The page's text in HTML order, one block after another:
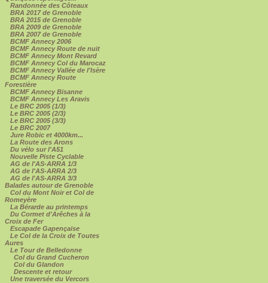
Randonnée des Côteaux
BRA 2017 de Grenoble
BRA 2015 de Grenoble
BRA 2009 de Grenoble
BRA 2007 de Grenoble
BCMF Annecy 2006
BCMF Annecy Route de nuit
BCMF Annecy Mont Revard
BCMF Annecy Col du Marocaz
BCMF Annecy Vallée de l'Isère
BCMF Annecy Route
Forestière
BCMF Annecy Bisanne
BCMF Annecy Les Aravis
Le BRC 2005 (1/3)
Le BRC 2005 (2/3)
Le BRC 2005 (3/3)
Le BRC 2007
Jure Robic et 4000km...
La Route des Arons
Du vélo sur l'A51
Nouvelle Piste Cyclable
AG de l'AS-ARRA 1/3
AG de l'AS-ARRA 2/3
AG de l'AS-ARRA 3/3
Balades autour de Grenoble
Col du Mont Noir et Col de
Romeyère
La Bérarde au printemps
Du Cormet d'Arêches à la
Croix de Fer
Escapade Gapençaise
Le Col de la Croix de Toutes
Aures
Le Tour de Belledonne
Col du Grand Cucheron
Col du Glandon
Descente et retour
Une traversée du Vercors